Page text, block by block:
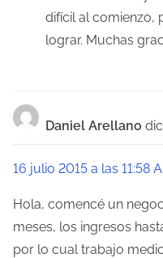
difícil al comienzo,
lograr. Muchas
Daniel Arellano
16 julio 2015 a las 11:58
Hola, comencé un
meses, los ingresos
por lo cual trabajo